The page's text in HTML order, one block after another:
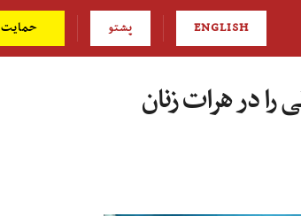
ENGLISH پشتو حمایت
را در هرات زنان